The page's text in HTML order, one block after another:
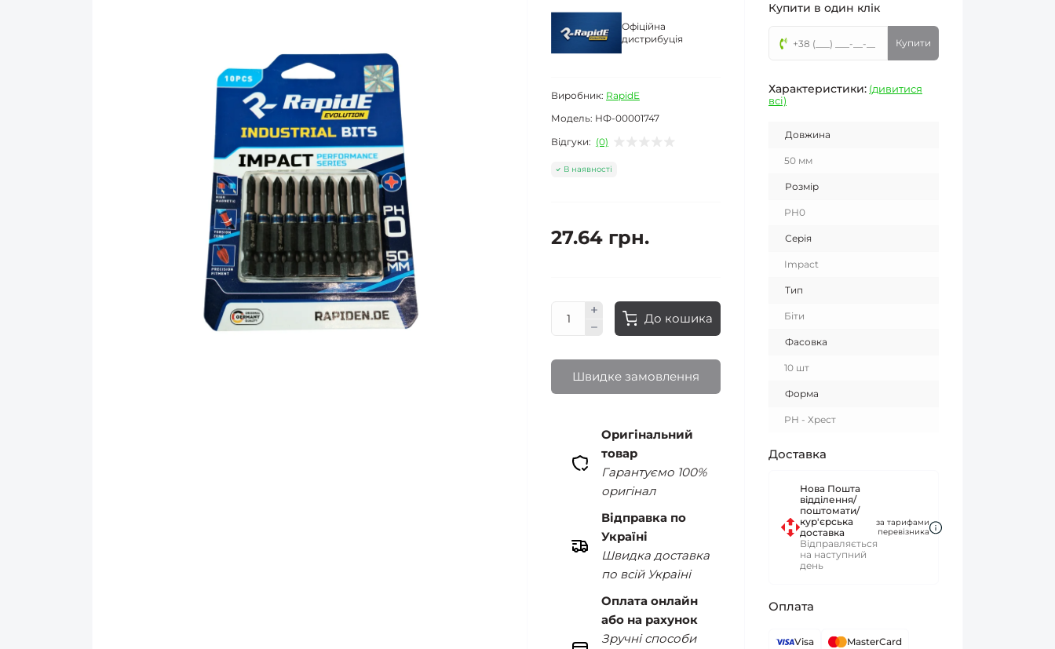
Офіційна
дистрибуція
Виробник: RapidE
Модель: НФ-00001747
Відгуки: (0)
В наявності
27.64 грн.
До кошика
Швидке замовлення
Оригінальний
товар
Гарантуємо 100%
оригінал
Відправка по
Україні
Швидка доставка
по всій Україні
Оплата онлайн
або на рахунок
Зручні способи
Купити в один клік
Купити
Характеристики: (дивитися
всі)
Довжина
50 мм
Розмір
PH0
Серія
Impact
Тип
Біти
Фасовка
10 шт
Форма
PH - Хрест
Доставка
Нова Пошта
відділення/
поштомати/
кур'єрська
доставка
Відправляється
на наступний
день
за тарифами
перевізника
Оплата
Visa MasterCard